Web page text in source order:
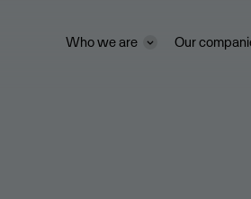
Who we are Our